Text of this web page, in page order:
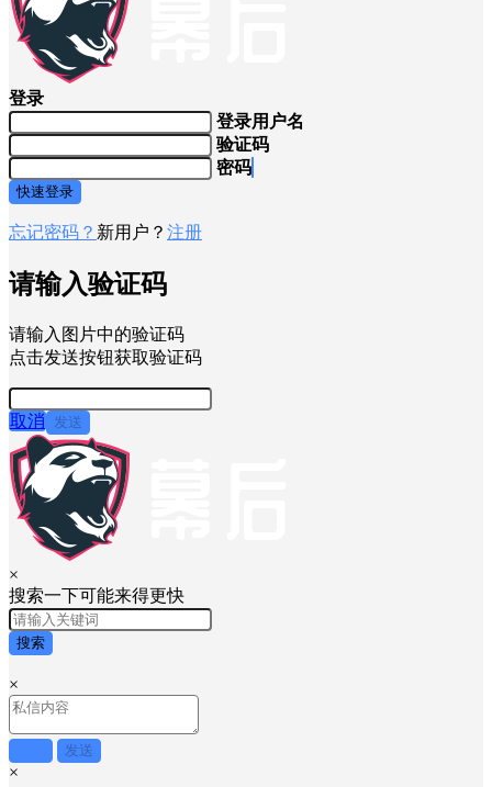
登录
登录用户名
验证码
密码
快速登录
忘记密码？ 新用户？ 注册
请输入验证码
请输入图片中的验证码
点击发送按钮获取验证码
取消 发送
×
搜索一下可能来得更快
搜索
×
发送
×